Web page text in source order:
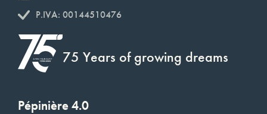
P.IVA: 00144510476
75 Years of growing dreams
Pépinière 4.0